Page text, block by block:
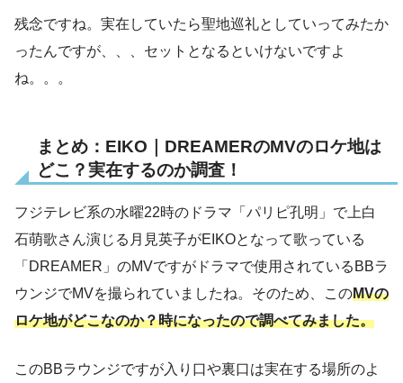
残念ですね。実在していたら聖地巡礼としていってみたか
ったんですが、、、セットとなるといけないですよ
ね。。。
まとめ：EIKO｜DREAMERのMVのロケ地は
どこ？実在するのか調査！
フジテレビ系の水曜22時のドラマ「パリピ孔明」で上白
石萌歌さん演じる月見英子がEIKOとなって歌っている
「DREAMER」のMVですがドラマで使用されているBBラ
ウンジでMVを撮られていましたね。そのため、このMVの
ロケ地がどこなのか？時になったので調べてみました。
このBBラウンジですが入り口や裏口は実在する場所のよ